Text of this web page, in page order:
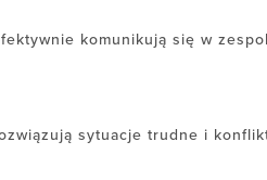
komunikują się w
sytuacje trudne i